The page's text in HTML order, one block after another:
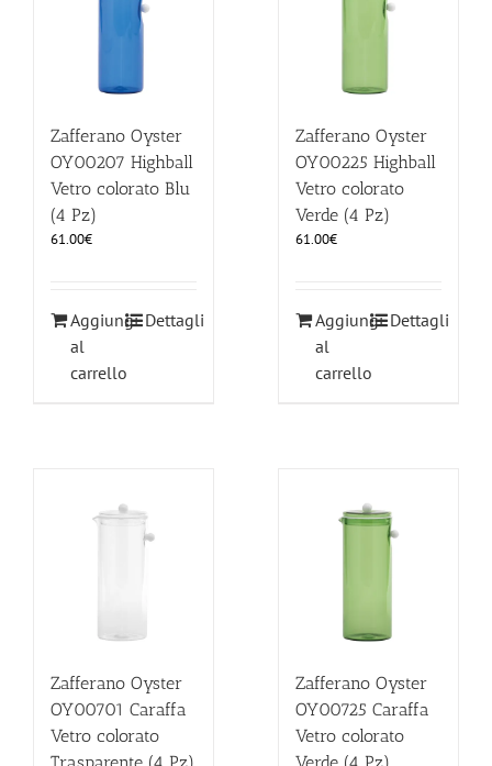
Zafferano Oyster
OY00207 Highball
Vetro colorato Blu
(4 Pz)
61.00€
Aggiungi
al
carrello
Dettagli
Zafferano Oyster
OY00225 Highball
Vetro colorato
Verde (4 Pz)
61.00€
Aggiungi
al
carrello
Dettagli
Zafferano Oyster
OY00701 Caraffa
Vetro colorato
Zafferano Oyster
OY00725 Caraffa
Vetro colorato